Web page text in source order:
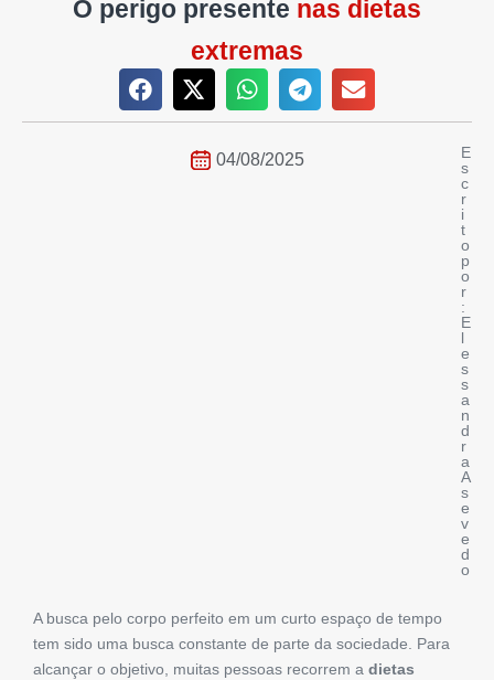
O perigo presente nas dietas
extremas
04/08/2025
E
s
c
r
i
t
o
p
o
r
:
E
l
e
s
s
a
n
d
r
a
A
s
e
v
e
d
o
A busca pelo corpo perfeito em um curto espaço de tempo
tem sido uma busca constante de parte da sociedade. Para
alcançar o objetivo, muitas pessoas recorrem a dietas